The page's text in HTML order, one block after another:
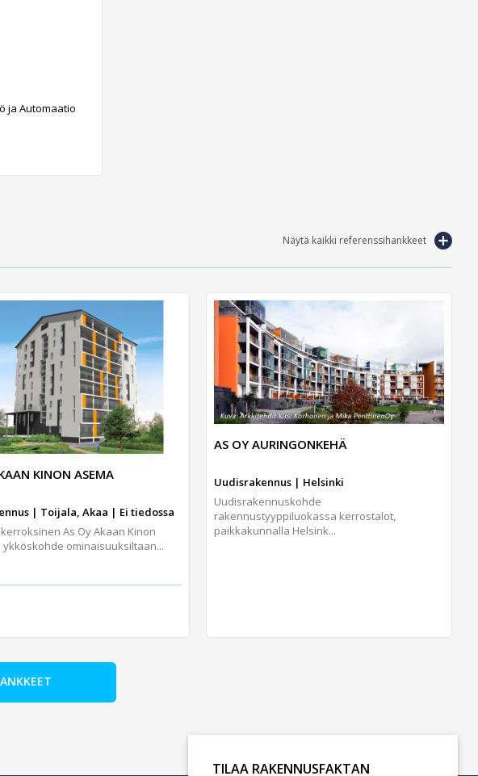
ja Automaatio
Näytä kaikki referenssihankkeet
KINON ASEMA
| Toijala, Akaa | Ei tiedossa
As Oy Akaan Kinon
ykköskohde ominaisuuksiltaan...
AS OY AURINGONKEHÄ
Uudisrakennus | Helsinki
Uudisrakennuskohde
rakennustyyppiluokassa kerrostalot,
paikkakunnalla Helsink...
TILAA RAKENNUSFAKTAN